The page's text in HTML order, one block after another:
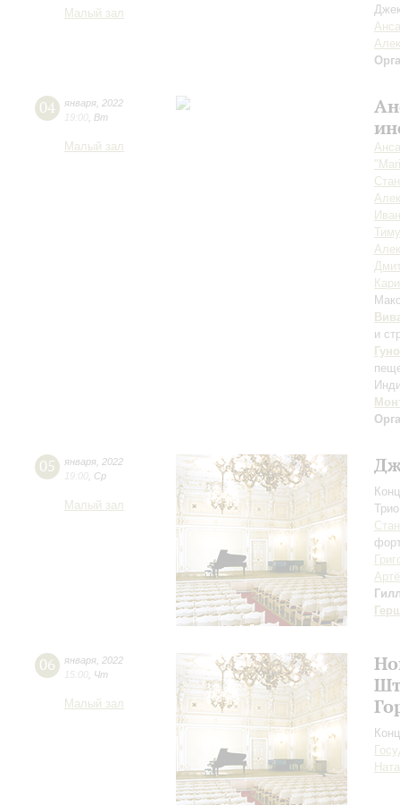
Малый зал
04 января 2022
19:00 Вт
Малый зал
и
Гуно
05 января 2022
19:00 Ср
Малый зал
06 января 2022
15:00 Чт
Малый зал